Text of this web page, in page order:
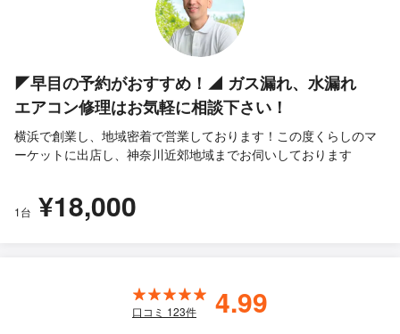
◤早目の予約がおすすめ！◢ ガス漏れ、水漏れ
エアコン修理はお気軽に相談下さい！
横浜で創業し、地域密着で営業しております！この度くらしのマ
ーケットに出店し、神奈川近郊地域までお伺いしております
1台 ¥18,000
口コミ 123件 4.99